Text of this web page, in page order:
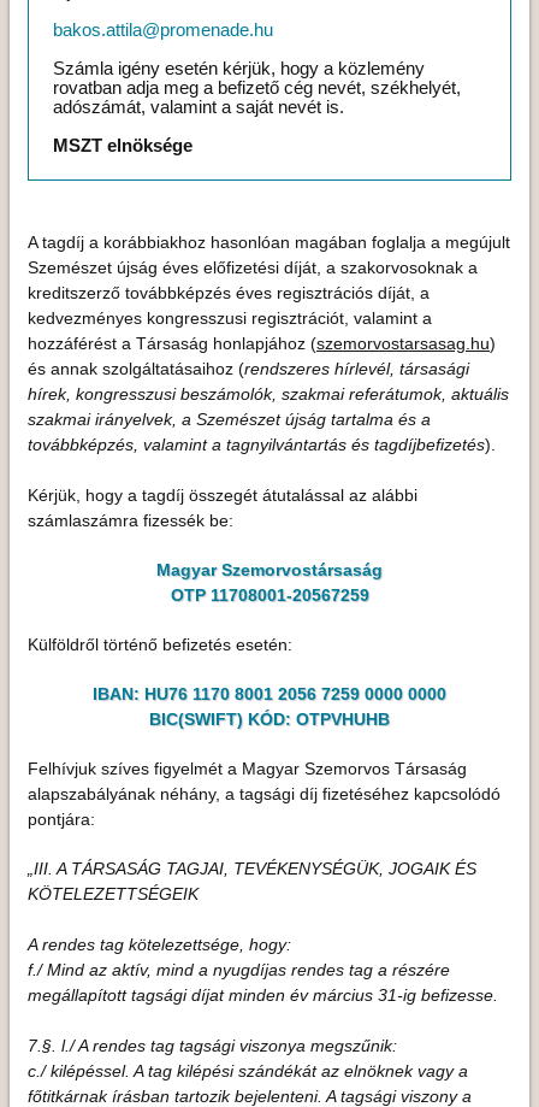
bakos.attila@promenade.hu
Számla igény esetén kérjük, hogy a közlemény
rovatban adja meg a befizető cég nevét, székhelyét,
adószámát, valamint a saját nevét is.
MSZT elnöksége
A tagdíj a korábbiakhoz hasonlóan magában foglalja a megújult
Szemészet újság éves előfizetési díját, a szakorvosoknak a
kreditszerző továbbképzés éves regisztrációs díját, a
kedvezményes kongresszusi regisztrációt, valamint a
hozzáférést a Társaság honlapjához (szemorvostarsasag.hu)
és annak szolgáltatásaihoz (rendszeres hírlevél, társasági
hírek, kongresszusi beszámolók, szakmai referátumok, aktuális
szakmai irányelvek, a Szemészet újság tartalma és a
továbbképzés, valamint a tagnyilvántartás és tagdíjbefizetés).
Kérjük, hogy a tagdíj összegét átutalással az alábbi
számlaszámra fizessék be:
Magyar Szemorvostársaság
OTP 11708001-20567259
Külföldről történő befizetés esetén:
IBAN: HU76 1170 8001 2056 7259 0000 0000
BIC(SWIFT) KÓD: OTPVHUHB
Felhívjuk szíves figyelmét a Magyar Szemorvos Társaság
alapszabályának néhány, a tagsági díj fizetéséhez kapcsolódó
pontjára:
„III. A TÁRSASÁG TAGJAI, TEVÉKENYSÉGÜK, JOGAIK ÉS
KÖTELEZETTSÉGEIK
A rendes tag kötelezettsége, hogy:
f./ Mind az aktív, mind a nyugdíjas rendes tag a részére
megállapított tagsági díjat minden év március 31-ig befizesse.
7.§. l./ A rendes tag tagsági viszonya megszűnik:
c./ kilépéssel. A tag kilépési szándékát az elnöknek vagy a
főtitkárnak írásban tartozik bejelenteni. A tagsági viszony a